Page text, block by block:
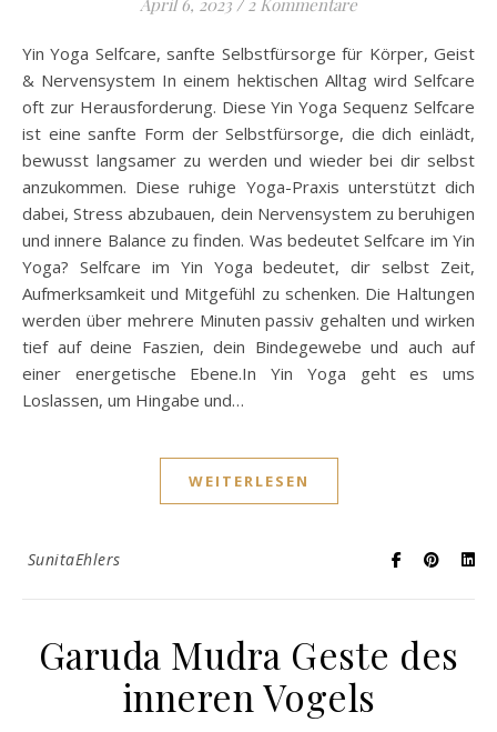
Yin Yoga Selfcare, sanfte Selbstfürsorge für Körper, Geist
& Nervensystem In einem hektischen Alltag wird Selfcare
oft zur Herausforderung. Diese Yin Yoga Sequenz Selfcare
ist eine sanfte Form der Selbstfürsorge, die dich einlädt,
bewusst langsamer zu werden und wieder bei dir selbst
anzukommen. Diese ruhige Yoga-Praxis unterstützt dich
dabei, Stress abzubauen, dein Nervensystem zu beruhigen
und innere Balance zu finden. Was bedeutet Selfcare im Yin
Yoga? Selfcare im Yin Yoga bedeutet, dir selbst Zeit,
Aufmerksamkeit und Mitgefühl zu schenken. Die Haltungen
werden über mehrere Minuten passiv gehalten und wirken
tief auf deine Faszien, dein Bindegewebe und auch auf
einer energetische Ebene.In Yin Yoga geht es ums
Loslassen, um Hingabe und…
WEITERLESEN
SunitaEhlers
Garuda Mudra Geste des
inneren Vogels